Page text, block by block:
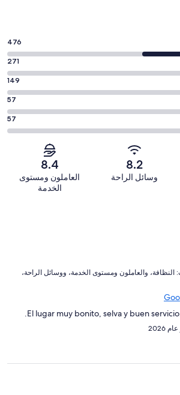
476
271
149
57
57
8.2
وسائل الراحة
8.4
العاملون ومستوى
الخدمة
عناصر نالت الإعجاب: ⁦النظافة⁩، و⁦العاملون ومستوى الخدمة⁩، و⁦وسائل الراحة⁩،
El lugar muy bonito, selva y buen